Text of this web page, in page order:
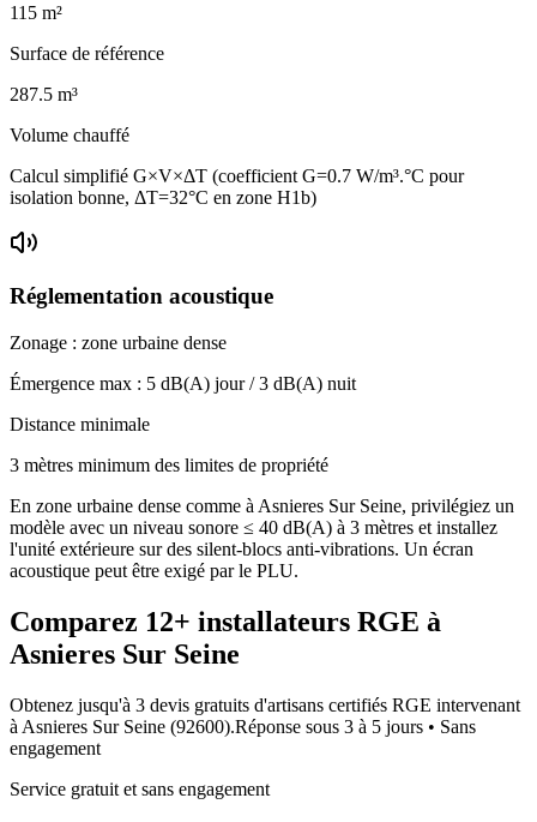
115 m²
Surface de référence
287.5 m³
Volume chauffé
Calcul simplifié G×V×ΔT (coefficient G=0.7 W/m³.°C pour
isolation bonne, ΔT=32°C en zone H1b)
Réglementation acoustique
Zonage : zone urbaine dense
Émergence max : 5 dB(A) jour /3 dB(A) nuit
Distance minimale
3 mètres minimum des limites de propriété
En zone urbaine dense comme à Asnieres Sur Seine, privilégiez un
modèle avec un niveau sonore ≤ 40 dB(A) à 3 mètres et installez
l'unité extérieure sur des silent-blocs anti-vibrations. Un écran
acoustique peut être exigé par le PLU.
Comparez 12+ installateurs RGE à
Asnieres Sur Seine
Obtenez jusqu'à 3 devis gratuits d'artisans certifiés RGE intervenant
à Asnieres Sur Seine (92600).Réponse sous 3 à 5 jours • Sans
engagement
Service gratuit et sans engagement